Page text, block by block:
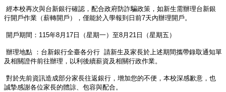
經本校再次與台新銀行確認，配合政府防詐騙政策， 如新生需辦理台新銀
行開戶作業（薪轉開戶）， 僅能於入學報到日前7天內辦理開戶。
開戶期間 ： 115年8月17日（星期一）至8月21日（星期五）
辦理地點 ： 台新銀行全臺各分行 請新生及家長於上述期間攜帶錄取通知單
及相關證件前往辦理， 以利後續薪資及相關行政作業。
對於先前資訊造成部分家長往返銀行，增加您的不便， 本校深感歉意，也
誠摯感謝各位家長的體諒、包容與配合。